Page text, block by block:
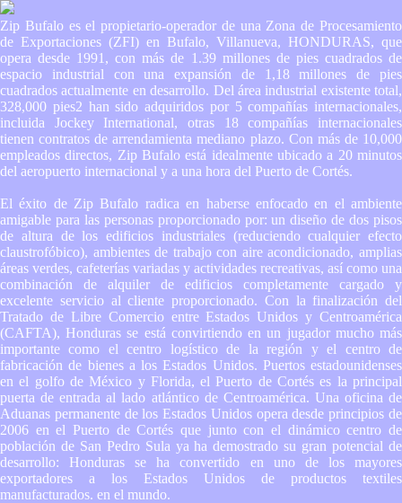
Zip Bufalo es el propietario-operador de una Zona de Procesamiento
de Exportaciones (ZFI) en Bufalo, Villanueva, HONDURAS, que
opera desde 1991, con más de 1.39 millones de pies cuadrados de
espacio industrial con una expansión de 1,18 millones de pies
cuadrados actualmente en desarrollo. Del área industrial existente total,
328,000 pies2 han sido adquiridos por 5 compañías internacionales,
incluida Jockey International, otras 18 compañías internacionales
tienen contratos de arrendamienta mediano plazo. Con más de 10,000
empleados directos, Zip Bufalo está idealmente ubicado a 20 minutos
del aeropuerto internacional y a una hora del Puerto de Cortés.
El éxito de Zip Bufalo radica en haberse enfocado en el ambiente
amigable para las personas proporcionado por: un diseño de dos pisos
de altura de los edificios industriales (reduciendo cualquier efecto
claustrofóbico), ambientes de trabajo con aire acondicionado, amplias
áreas verdes, cafeterías variadas y actividades recreativas, así como una
combinación de alquiler de edificios completamente cargado y
excelente servicio al cliente proporcionado. Con la finalización del
Tratado de Libre Comercio entre Estados Unidos y Centroamérica
(CAFTA), Honduras se está convirtiendo en un jugador mucho más
importante como el centro logístico de la región y el centro de
fabricación de bienes a los Estados Unidos. Puertos estadounidenses
en el golfo de México y Florida, el Puerto de Cortés es la principal
puerta de entrada al lado atlántico de Centroamérica. Una oficina de
Aduanas permanente de los Estados Unidos opera desde principios de
2006 en el Puerto de Cortés que junto con el dinámico centro de
población de San Pedro Sula ya ha demostrado su gran potencial de
desarrollo: Honduras se ha convertido en uno de los mayores
exportadores a los Estados Unidos de productos textiles
manufacturados. en el mundo.